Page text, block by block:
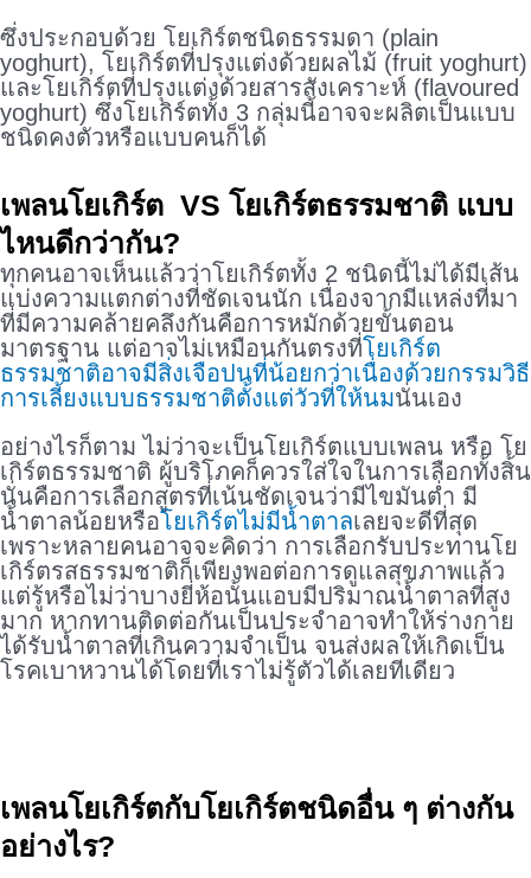
ซึ่งประกอบด้วย โยเกิร์ตชนิดธรรมดา (plain
yoghurt), โยเกิร์ตที่ปรุงแต่งด้วยผลไม้ (fruit yoghurt)
และโยเกิร์ตที่ปรุงแต่งด้วยสารสังเคราะห์ (flavoured
yoghurt) ซึ่งโยเกิร์ตทั้ง 3 กลุ่มนี้อาจจะผลิตเป็นแบบ
ชนิดคงตัวหรือแบบคนก็ได้
เพลนโยเกิร์ต VS โยเกิร์ตธรรมชาติ แบบ
ไหนดีกว่ากัน?
ทุกคนอาจเห็นแล้วว่าโยเกิร์ตทั้ง 2 ชนิดนี้ไม่ได้มีเส้น
แบ่งความแตกต่างที่ชัดเจนนัก เนื่องจากมีแหล่งที่มา
ที่มีความคล้ายคลึงกันคือการหมักด้วยขั้นตอน
มาตรฐาน แต่อาจไม่เหมือนกันตรงที่โยเกิร์ต
ธรรมชาติอาจมีสิ่งเจือปนที่น้อยกว่าเนื่องด้วยกรรมวิธี
การเลี้ยงแบบธรรมชาติตั้งแต่วัวที่ให้นมนั่นเอง
อย่างไรก็ตาม ไม่ว่าจะเป็นโยเกิร์ตแบบเพลน หรือ โย
เกิร์ตธรรมชาติ ผู้บริโภคก็ควรใส่ใจในการเลือกทั้งสิ้น
นั่นคือการเลือกสูตรที่เน้นชัดเจนว่ามีไขมันต่ำ มี
น้ำตาลน้อยหรือโยเกิร์ตไม่มีน้ำตาลเลยจะดีที่สุด
เพราะหลายคนอาจจะคิดว่า การเลือกรับประทานโย
เกิร์ตรสธรรมชาติก็เพียงพอต่อการดูแลสุขภาพแล้ว
แต่รู้หรือไม่ว่าบางยี่ห้อนั้นแอบมีปริมาณน้ำตาลที่สูง
มาก หากทานติดต่อกันเป็นประจำอาจทำให้ร่างกาย
ได้รับน้ำตาลที่เกินความจำเป็น จนส่งผลให้เกิดเป็น
โรคเบาหวานได้โดยที่เราไม่รู้ตัวได้เลยทีเดียว
เพลนโยเกิร์ตกับโยเกิร์ตชนิดอื่น ๆ ต่างกัน
อย่างไร?